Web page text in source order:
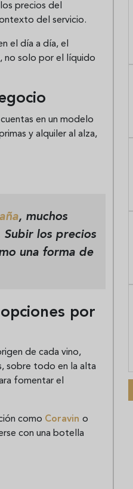
precios del
del servicio.
el día a día, el
no solo por el líquido
en un modelo
y alquiler al alza,
, muchos
los precios
una forma de
por
de cada vino,
sobre todo en la alta
fomentar el
como Coravin o
con una botella